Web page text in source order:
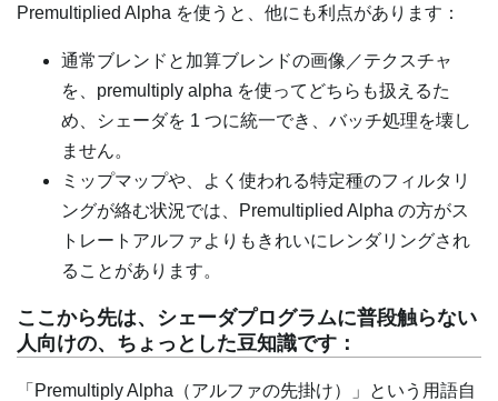
Premultiplied Alpha を使うと、他にも利点があります：
通常ブレンドと加算ブレンドの画像／テクスチャ
を、premultiply alpha を使ってどちらも扱えるた
め、シェーダを 1 つに統一でき、バッチ処理を壊し
ません。
ミップマップや、よく使われる特定種のフィルタリ
ングが絡む状況では、Premultiplied Alpha の方がス
トレートアルファよりもきれいにレンダリングされ
ることがあります。
ここから先は、シェーダプログラムに普段触らない
人向けの、ちょっとした豆知識です：
「Premultiply Alpha（アルファの先掛け）」という用語自